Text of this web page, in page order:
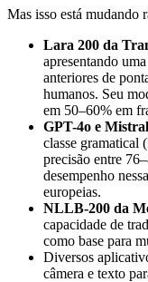
Mas isso está mudando
Lara 200 da
apresentando
anteriores de
humanos. Seu
em 50–60% em
GPT-4o e
classe gramatical
precisão entre
desempenho
europeias.
NLLB-200 da
capacidade de
como base para
Diversos
câmera e texto